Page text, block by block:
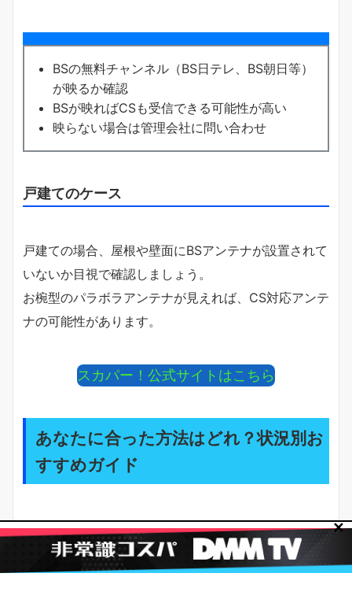
BSの無料チャンネル（BS日テレ、BS朝日等）
が映るか確認
BSが映ればCSも受信できる可能性が高い
映らない場合は管理会社に問い合わせ
戸建てのケース
戸建ての場合、屋根や壁面にBSアンテナが設置されて
いないか目視で確認しましょう。
お椀型のパラボラアンテナが見えれば、CS対応アンテ
ナの可能性があります。
スカパー！公式サイトはこちら
あなたに合った方法はどれ？状況別お
すすめガイド
4つの方法の中から、あなたの状況に合った最適な方
法を選びましょう。
✕